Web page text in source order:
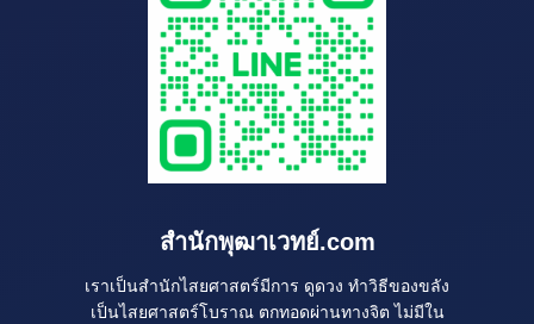
สำนักพุฒาเวทย์.com
เราเป็นสำนักไสยศาสตร์มีการ ดูดวง ทำวิธีของขลัง
เป็นไสยศาสตร์โบราณ ตกทอดผ่านทางจิต ไม่มีใน